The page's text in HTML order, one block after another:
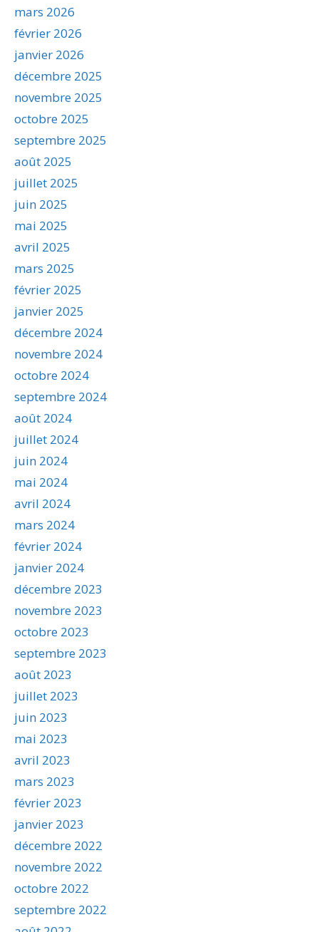
mars 2026
février 2026
janvier 2026
décembre 2025
novembre 2025
octobre 2025
septembre 2025
août 2025
juillet 2025
juin 2025
mai 2025
avril 2025
mars 2025
février 2025
janvier 2025
décembre 2024
novembre 2024
octobre 2024
septembre 2024
août 2024
juillet 2024
juin 2024
mai 2024
avril 2024
mars 2024
février 2024
janvier 2024
décembre 2023
novembre 2023
octobre 2023
septembre 2023
août 2023
juillet 2023
juin 2023
mai 2023
avril 2023
mars 2023
février 2023
janvier 2023
décembre 2022
novembre 2022
octobre 2022
septembre 2022